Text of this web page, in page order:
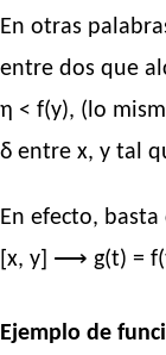
En otras
entre dos que
η < f(y), (lo
δ entre x, y tal
En efecto,
[x, y] ⟶ g(t) =
Ejemplo de